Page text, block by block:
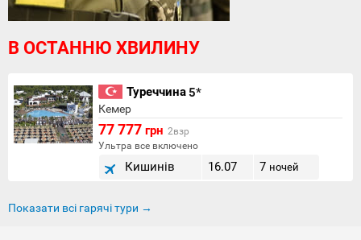
В ОСТАННЮ ХВИЛИНУ
Туреччина5*
Кемер
77 777 грн 2взр
Ультра все включено
Кишинів 16.07 7 ночей
Показати всі гарячі тури →